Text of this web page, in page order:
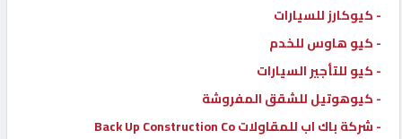
الدليل
القطري
POWERED
- كيوكارز للسيارات
- كيو هاوس للخدم
- كيو للتأجير السيارات
- كيوهوتيل للشقق المفروشة
- شركة باك اب للمقاولات Back Up Construction Co